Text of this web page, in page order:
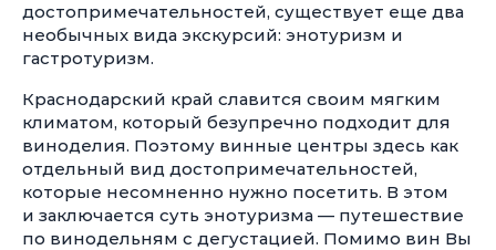
достопримечательностей, существует еще два
необычных вида экскурсий: энотуризм и
гастротуризм.
Краснодарский край славится своим мягким
климатом, который безупречно подходит для
виноделия. Поэтому винные центры здесь как
отдельный вид достопримечательностей,
которые несомненно нужно посетить. В этом
и заключается суть энотуризма — путешествие
по винодельням с дегустацией. Помимо вин Вы